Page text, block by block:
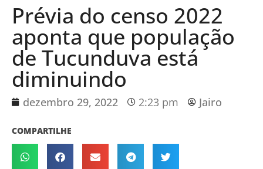
Prévia do censo 2022
aponta que população
de Tucunduva está
diminuindo
dezembro 29, 2022 2:23 pm Jairo
COMPARTILHE